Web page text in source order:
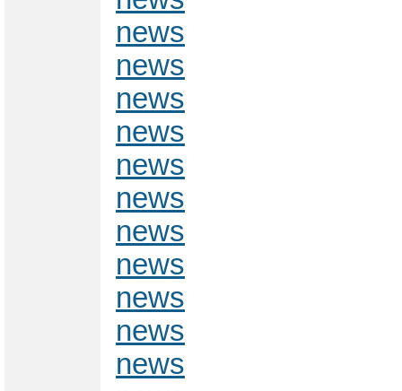
news
news
news
news
news
news
news
news
news
news
news